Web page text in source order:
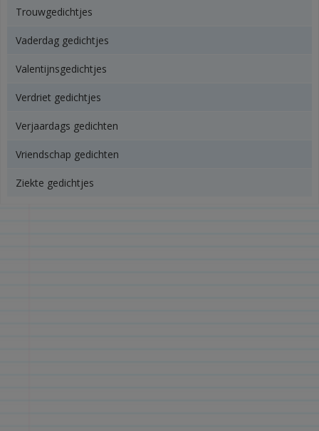
Trouwgedichtjes
Vaderdag gedichtjes
Valentijnsgedichtjes
Verdriet gedichtjes
Verjaardags gedichten
Vriendschap gedichten
Ziekte gedichtjes